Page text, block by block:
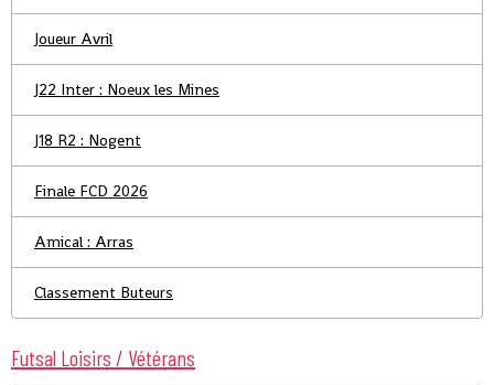
Joueur Avril
J22 Inter : Noeux les Mines
J18 R2 : Nogent
Finale FCD 2026
Amical : Arras
Classement Buteurs
Futsal Loisirs / Vétérans